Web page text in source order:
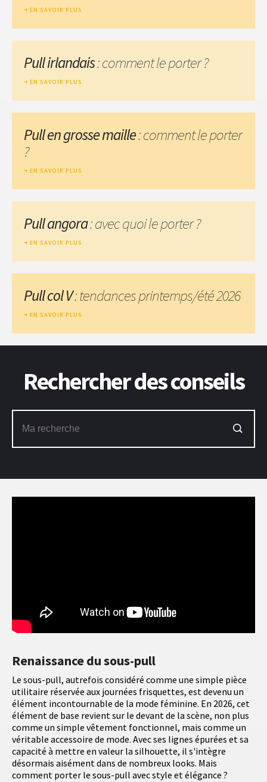
Renaissance du sous-pull
Le sous-pull, autrefois considéré comme une simple pièce
utilitaire réservée aux journées frisquettes, est devenu un
élément incontournable de la mode féminine. En 2026, cet
élément de base revient sur le devant de la scène, non plus
comme un simple vêtement fonctionnel, mais comme un
véritable accessoire de mode. Avec ses lignes épurées et sa
capacité à mettre en valeur la silhouette, il s'intègre
désormais aisément dans de nombreux looks. Mais
comment porter le sous-pull avec style et élégance ?
EN SAVOIR PLUS
Pull irlandais: comment le porter ?
EN SAVOIR PLUS
Pull en grosse maille: comment le porter
?
EN SAVOIR PLUS
Pull angora: avec quoi le porter ?
EN SAVOIR PLUS
Pull col V: tendances printemps/été 2026
EN SAVOIR PLUS
Rechercher des conseils